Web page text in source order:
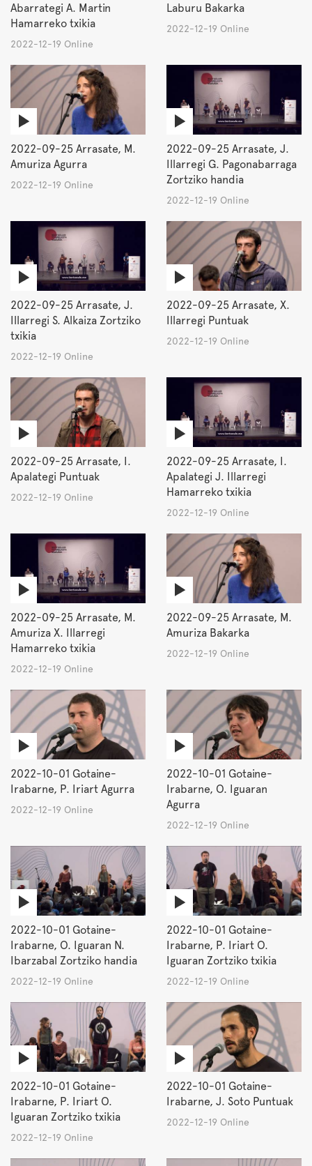
Abarrategi A. Martin
Hamarreko txikia
2022-12-19 Online
Laburu Bakarka
2022-12-19 Online
2022-09-25 Arrasate, M.
Amuriza Agurra
2022-12-19 Online
2022-09-25 Arrasate, J.
Illarregi G. Pagonabarraga
Zortziko handia
2022-12-19 Online
2022-09-25 Arrasate, J.
Illarregi S. Alkaiza Zortziko
txikia
2022-12-19 Online
2022-09-25 Arrasate, X.
Illarregi Puntuak
2022-12-19 Online
2022-09-25 Arrasate, I.
Apalategi Puntuak
2022-12-19 Online
2022-09-25 Arrasate, I.
Apalategi J. Illarregi
Hamarreko txikia
2022-12-19 Online
2022-09-25 Arrasate, M.
Amuriza X. Illarregi
Hamarreko txikia
2022-12-19 Online
2022-09-25 Arrasate, M.
Amuriza Bakarka
2022-12-19 Online
2022-10-01 Gotaine-
Irabarne, P. Iriart Agurra
2022-12-19 Online
2022-10-01 Gotaine-
Irabarne, O. Iguaran
Agurra
2022-12-19 Online
2022-10-01 Gotaine-
Irabarne, O. Iguaran N.
Ibarzabal Zortziko handia
2022-12-19 Online
2022-10-01 Gotaine-
Irabarne, P. Iriart O.
Iguaran Zortziko txikia
2022-12-19 Online
2022-10-01 Gotaine-
Irabarne, P. Iriart O.
Iguaran Zortziko txikia
2022-12-19 Online
2022-10-01 Gotaine-
Irabarne, J. Soto Puntuak
2022-12-19 Online